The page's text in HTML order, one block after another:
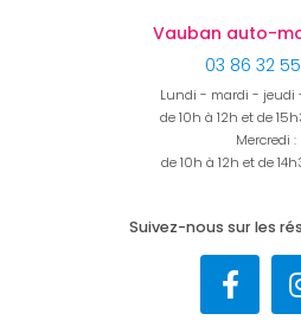
Vauban auto-
03 86 32
Lundi - mardi - jeudi
de 10h à 12h et de
Mercredi :
de 10h à 12h et de
Suivez-nous sur les